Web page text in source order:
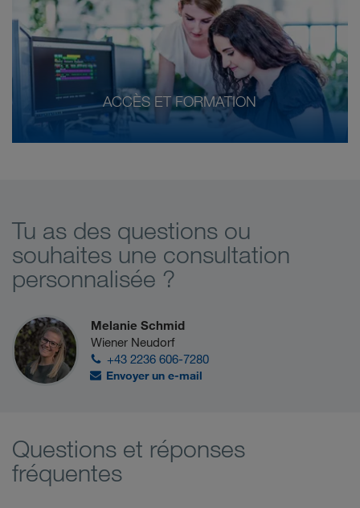
ACCÈS ET FORMATION
Tu as des questions ou
souhaites une consultation
personnalisée ?
Melanie Schmid
Wiener Neudorf
+43 2236 606-7280
Envoyer un e-mail
Questions et réponses
fréquentes